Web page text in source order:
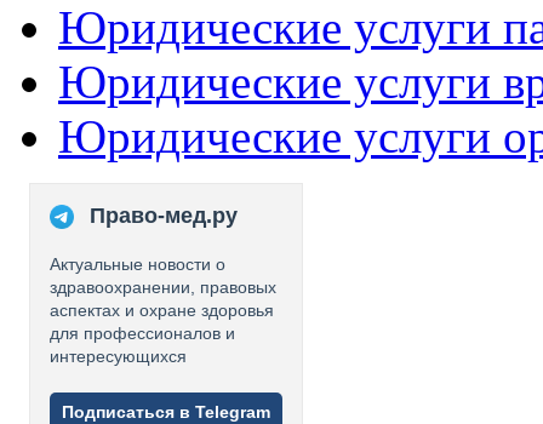
Юридические услуги
Юридические услуги
Юридические услуги
Право-мед.ру
Актуальные новости о
здравоохранении, правовых
аспектах и охране здоровья
для профессионалов и
интересующихся
Подписаться в Telegram